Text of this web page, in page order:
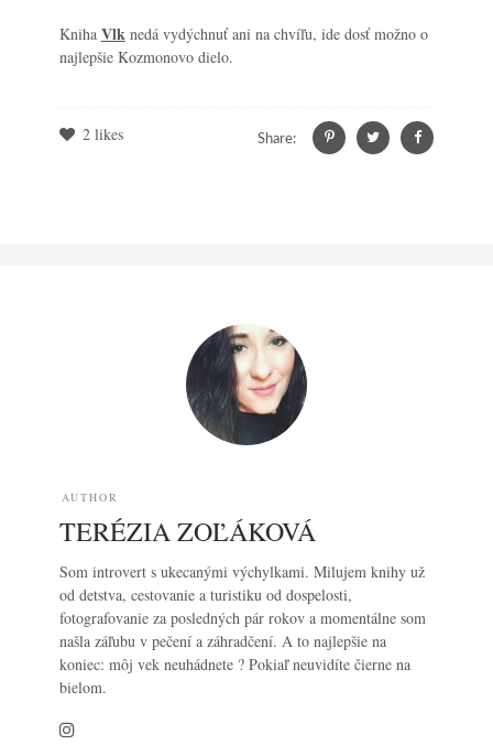
Kniha Vlk nedá vydýchnuť ani na chvíľu, ide dosť možno o
najlepšie Kozmonovo dielo.
2likes Share:
AUTHOR
TERÉZIA ZOĽÁKOVÁ
Som introvert s ukecanými výchylkami. Milujem knihy už
od detstva, cestovanie a turistiku od dospelosti,
fotografovanie za posledných pár rokov a momentálne som
našla záľubu v pečení a záhradčení. A to najlepšie na
koniec: môj vek neuhádnete ? Pokiaľ neuvidíte čierne na
bielom.